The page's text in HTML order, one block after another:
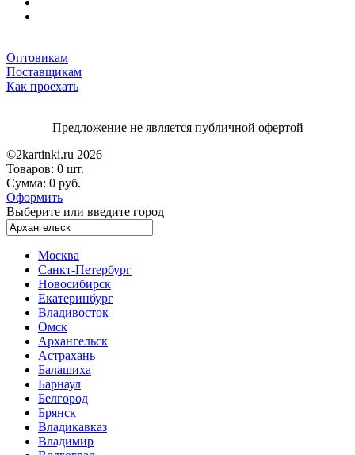
Оптовикам
Поставщикам
Как проехать
Предложение не является публичной офертой
©2kartinki.ru 2026
Товаров: 0 шт.
Сумма: 0 руб.
Оформить
Выберите или введите город
Москва
Санкт-Петербург
Новосибирск
Екатеринбург
Владивосток
Омск
Архангельск
Астрахань
Балашиха
Барнаул
Белгород
Брянск
Владикавказ
Владимир